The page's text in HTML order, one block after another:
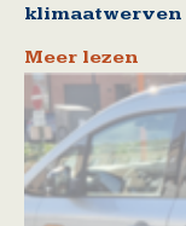
klimaatwerven
Meer lezen